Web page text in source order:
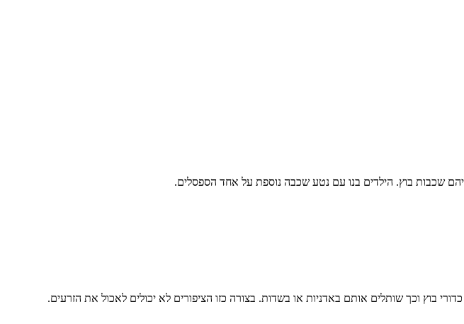
שכבות בוץ. הילדים בנו עם נטע שכבה נוספת על אחד הספסלים.
בוץ וכך שותלים אותם באדניות או בשדות. בצורה כזו הציפורים לא יכולים לאכול את הזרעים.